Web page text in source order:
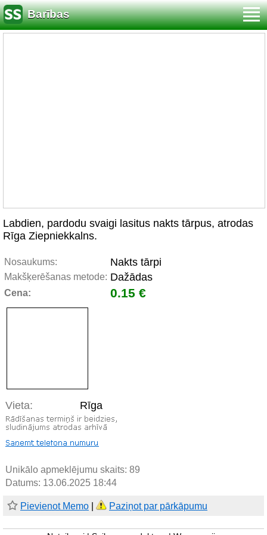
Barības
Labdien, pardodu svaigi lasitus nakts tārpus, atrodas
Rīga Ziepniekkalns.
Nosaukums: Nakts tārpi
Makšķerēšanas metode: Dažādas
Cena: 0.15 €
Vieta: Rīga
Unikālo apmeklējumu skaits: 89
Datums: 13.06.2025 18:44
Pievienot Memo Paziņot par pārkāpumu